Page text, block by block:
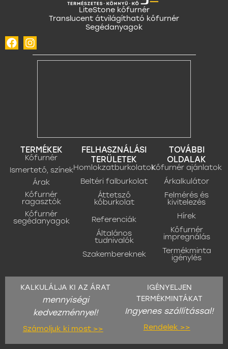
LiteStone kőfurnér
Translucent átvilágítható kőfurnér
Segédanyagok
TERMÉKEK
Kőfurnér
Ismertető, színek
Árak
Kőfurnér
ragasztók
Kőfurnér
segédanyagok
FELHASZNÁLÁSI
TERÜLETEK
Homlokzatburkolatok
Beltéri falburkolat
Áttetsző
kőburkolat
Referenciák
Általános
tudnivalók
Szakembereknek
TOVÁBBI
OLDALAK
Kőfurnér ajánlatok
Árkalkulátor
Felmérés és
kivitelezés
Hírek
Kőfurnér
impregnálás
Termékminta
igénylés
KALKULÁLJA KI AZ ÁRAT
mennyiségi
kedvezménnyel!
Számoljuk ki most >>
IGÉNYELJEN
TERMÉKMINTÁKAT
Ingyenes szállítással!
Rendelek >>